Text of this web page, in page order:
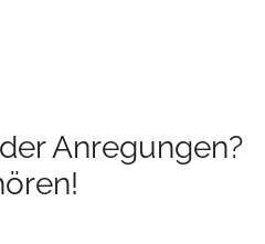
Anregungen?